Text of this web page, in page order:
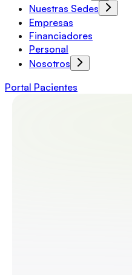
Nuestras Sedes
Empresas
Financiadores
Personal
Nosotros
Portal Pacientes